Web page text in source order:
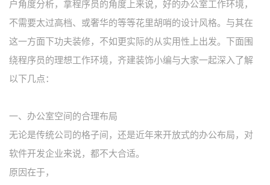
户角度分析，拿程序员的角度上来说，好的办公室工作环境，
不需要太过高档、或奢华的等等花里胡哨的设计风格。与其在
这一方面下功夫装修，不如更实际的从实用性上出发。下面围
绕程序员的理想工作环境，齐建装饰小编与大家一起深入了解
以下几点：
一、办公室空间的合理布局
无论是传统公司的格子间，还是近年来开放式的办公布局，对
软件开发企业来说，都不大合适。
原因在于，